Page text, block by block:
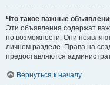
Что такое важные
Эти объявления содержат
по возможности. Они
личном разделе. Права на
предоставляются
Вернуться к началу